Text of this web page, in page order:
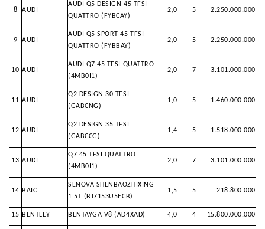
8 AUDI
AUDI Q5 DESIGN 45 TFSI
QUATTRO (FYBCAY)
2,0 5 2.250.000.000
9 AUDI
AUDI Q5 SPORT 45 TFSI
QUATTRO (FYBBAY)
2,0 5 2.250.000.000
10 AUDI
AUDI Q7 45 TFSI QUATTRO
(4MB0I1)
2,0 7 3.101.000.000
11 AUDI
Q2 DESIGN 30 TFSI
(GABCNG)
1,0 5 1.460.000.000
12 AUDI
Q2 DESIGN 35 TFSI
(GABCCG)
1,4 5 1.518.000.000
13 AUDI
Q7 45 TFSI QUATTRO
(4MB0I1)
2,0 7 3.101.000.000
14 BAIC
SENOVA SHENBAOZHIXING
1.5T (BJ7153U5ECB)
1,5 5 218.800.000
15 BENTLEY BENTAYGA V8 (AD4XAD) 4,0 4 15.800.000.000